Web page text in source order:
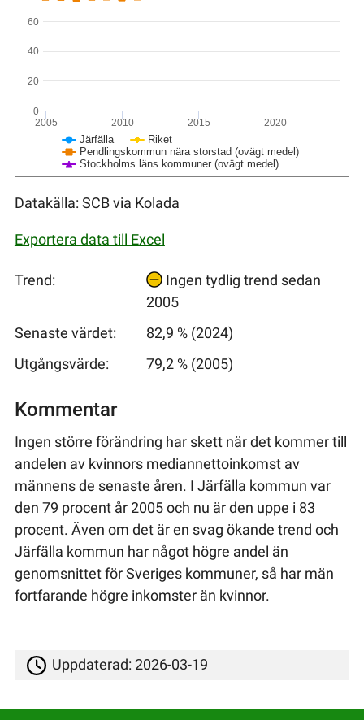
Järfälla
Riket
Pendlingskommun nära storstad (ovägt medel)
Stockholms läns kommuner (ovägt medel)
2005 2010 2015 2020
0
20
40
60
Datakälla: SCB via Kolada
Exportera data till Excel
Trend:
Ingen tydlig trend sedan
2005
Senaste värdet:
82,9 % (2024)
Utgångsvärde:
79,2 % (2005)
Kommentar
Ingen större förändring har skett när det kommer till
andelen av kvinnors mediannettoinkomst av
männens de senaste åren. I Järfälla kommun var
den 79 procent år 2005 och nu är den uppe i 83
procent. Även om det är en svag ökande trend och
Järfälla kommun har något högre andel än
genomsnittet för Sveriges kommuner, så har män
fortfarande högre inkomster än kvinnor.
Uppdaterad:2026-03-19